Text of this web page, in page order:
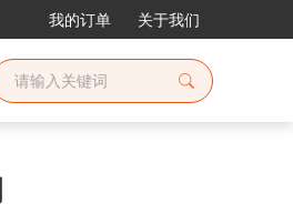
我的订单 关于我们